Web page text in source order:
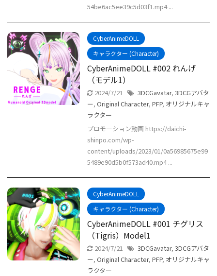
54be6ac5ee39c5d03f1.mp4 ...
CyberAnimeDOLL
キャラクター (Character)
CyberAnimeDOLL #002 れんげ
（モデル1）
2024/7/21 3DCGavatar, 3DCGアバタ
ー, Original Character, PFP, オリジナルキャ
ラクター
プロモーション動画 https://daichi-
shinpo.com/wp-
content/uploads/2023/01/0a56985675e99
5489e90d5b0f573ad40.mp4 ...
CyberAnimeDOLL
キャラクター (Character)
CyberAnimeDOLL #001 チグリス
（Tigris）Model1
2024/7/21 3DCGavatar, 3DCGアバタ
ー, Original Character, PFP, オリジナルキャ
ラクター